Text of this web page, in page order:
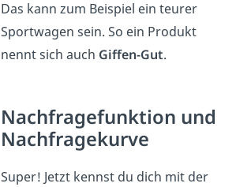
Das kann zum Beispiel ein teurer
Sportwagen sein. So ein Produkt
nennt sich auch Giffen-Gut.
Nachfragefunktion und
Nachfragekurve
Super! Jetzt kennst du dich mit der